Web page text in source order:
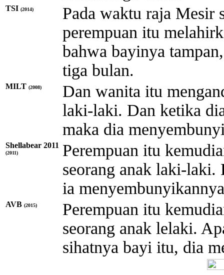
TSI (2014)
Pada waktu raja Mesir
perempuan itu
bahwa bayinya
tiga bulan.
MILT (2008)
Dan wanita itu
laki-laki. Dan ketika
maka dia
Shellabear 2011
(2011)
Perempuan itu
seorang anak laki-
ia
AVB (2015)
Perempuan itu
seorang anak lelaki.
sihatnya bayi itu, dia